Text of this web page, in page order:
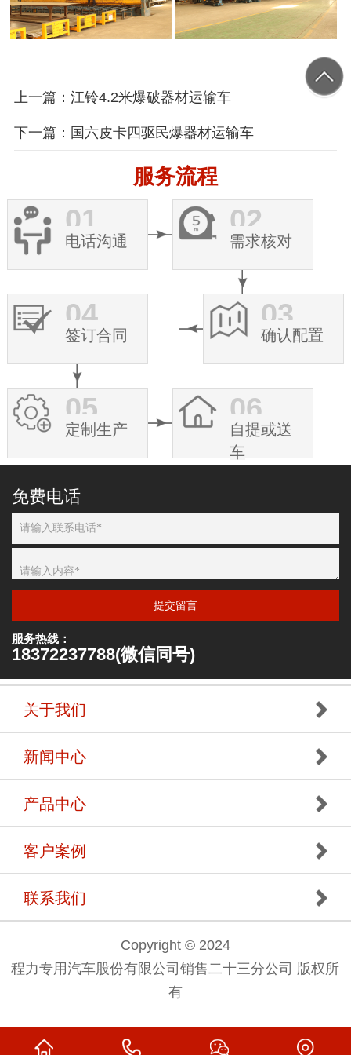
上一篇：江铃4.2米爆破器材运输车
下一篇：国六皮卡四驱民爆器材运输车
服务流程
01
电话沟通
02
需求核对
03
确认配置
04
签订合同
05
定制生产
06
自提或送
车
免费电话
提交留言
服务热线：
18372237788(微信同号)
关于我们
新闻中心
产品中心
客户案例
联系我们
Copyright © 2024
程力专用汽车股份有限公司销售二十三分公司 版权所
有